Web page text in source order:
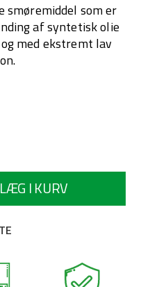
smøremiddel som er
af syntetisk olie
med ekstremt lav
LÆG I KURV